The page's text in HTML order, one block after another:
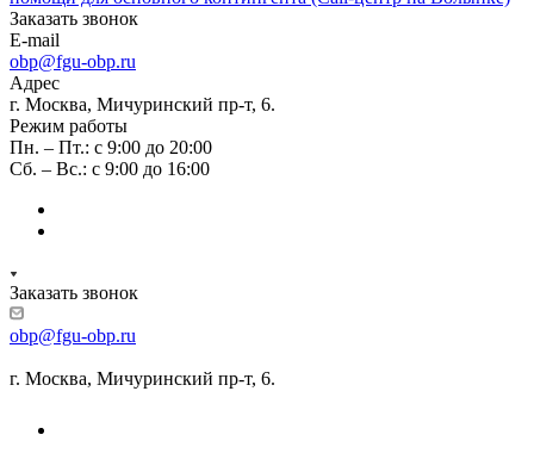
Заказать звонок
E-mail
obp@fgu-obp.ru
Адрес
г. Москва, Мичуринский пр-т, 6.
Режим работы
Пн. – Пт.: с 9:00 до 20:00
Сб. – Вс.: с 9:00 до 16:00
Заказать звонок
obp@fgu-obp.ru
г. Москва, Мичуринский пр-т, 6.